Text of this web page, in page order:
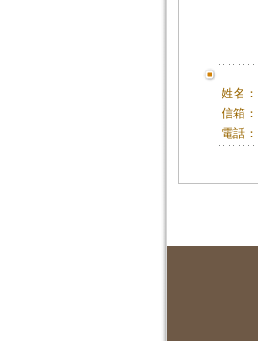
姓名：
信箱：
電話：